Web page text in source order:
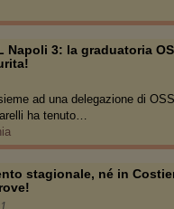
Napoli 3: la graduatoria
ad una delegazione di
ha tenuto…
stagionale, né in